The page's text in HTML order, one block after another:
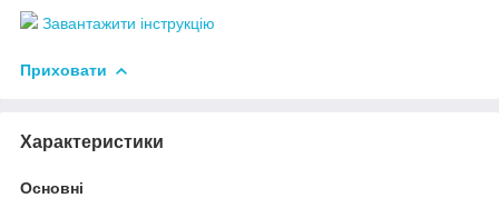
Завантажити інструкцію
Приховати
Характеристики
Основні